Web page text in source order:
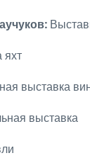
выставка
выставка